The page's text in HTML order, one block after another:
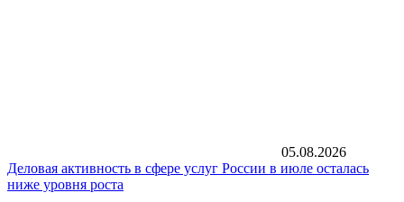
05.08.2026
Деловая активность в сфере услуг России в июле осталась
ниже уровня роста